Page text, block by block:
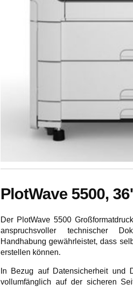
PlotWave 5500,
Der PlotWave 5500
anspruchsvoller technischer
Handhabung gewährleistet, dass
erstellen können.
In Bezug auf Datensicherheit und
vollumfänglich auf der sicheren